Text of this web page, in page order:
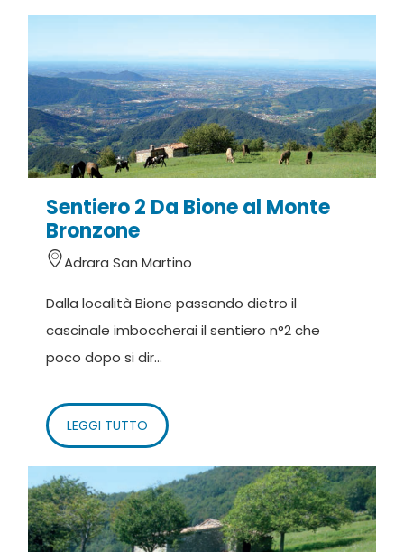
Sentiero 2 Da Bione al Monte
Bronzone
Adrara San Martino
Dalla località Bione passando dietro il
cascinale imboccherai il sentiero n°2 che
poco dopo si dir...
LEGGI TUTTO